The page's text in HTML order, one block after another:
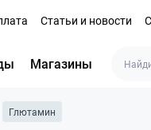
Статьи и новости
Магазины
Глютамин